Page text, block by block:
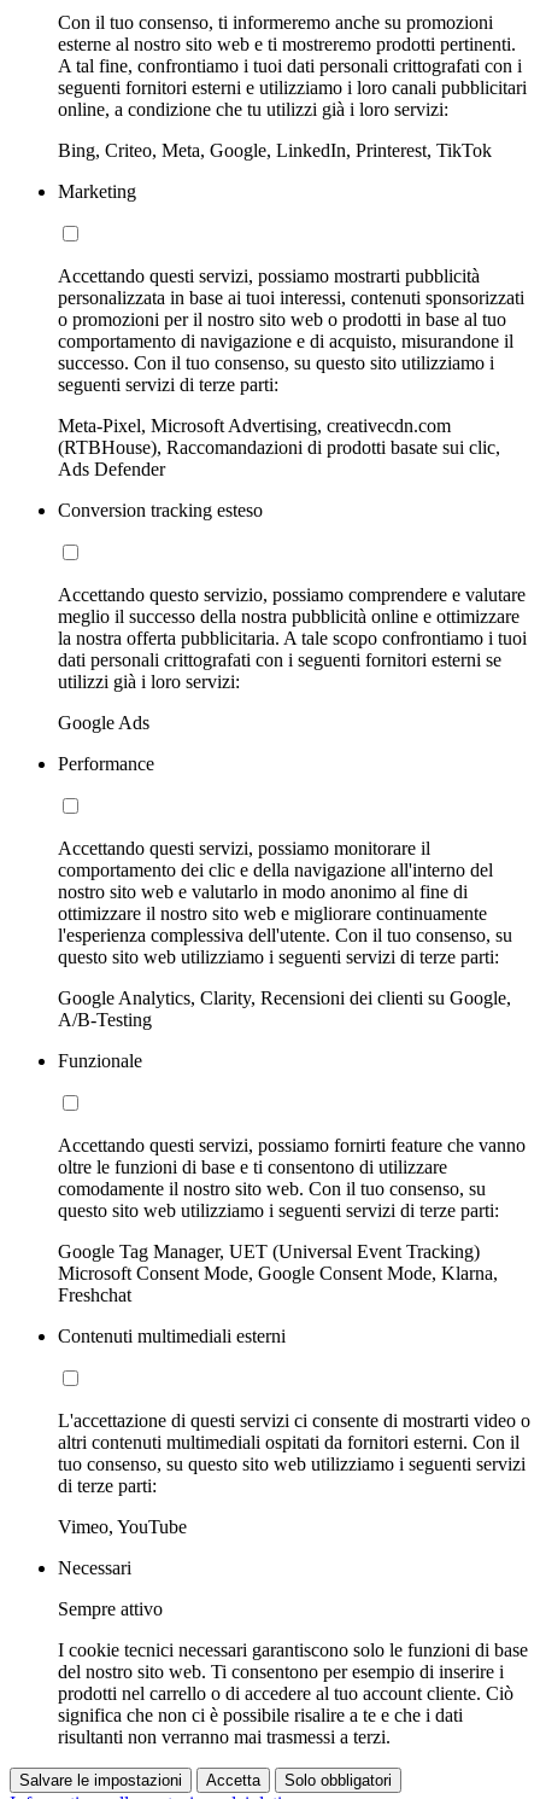
Con il tuo consenso, ti informeremo anche su promozioni
esterne al nostro sito web e ti mostreremo prodotti pertinenti.
A tal fine, confrontiamo i tuoi dati personali crittografati con i
seguenti fornitori esterni e utilizziamo i loro canali pubblicitari
online, a condizione che tu utilizzi già i loro servizi:
Bing, Criteo, Meta, Google, LinkedIn, Printerest, TikTok
Marketing
Accettando questi servizi, possiamo mostrarti pubblicità
personalizzata in base ai tuoi interessi, contenuti sponsorizzati
o promozioni per il nostro sito web o prodotti in base al tuo
comportamento di navigazione e di acquisto, misurandone il
successo. Con il tuo consenso, su questo sito utilizziamo i
seguenti servizi di terze parti:
Meta-Pixel, Microsoft Advertising, creativecdn.com
(RTBHouse), Raccomandazioni di prodotti basate sui clic,
Ads Defender
Conversion tracking esteso
Accettando questo servizio, possiamo comprendere e valutare
meglio il successo della nostra pubblicità online e ottimizzare
la nostra offerta pubblicitaria. A tale scopo confrontiamo i tuoi
dati personali crittografati con i seguenti fornitori esterni se
utilizzi già i loro servizi:
Google Ads
Performance
Accettando questi servizi, possiamo monitorare il
comportamento dei clic e della navigazione all'interno del
nostro sito web e valutarlo in modo anonimo al fine di
ottimizzare il nostro sito web e migliorare continuamente
l'esperienza complessiva dell'utente. Con il tuo consenso, su
questo sito web utilizziamo i seguenti servizi di terze parti:
Google Analytics, Clarity, Recensioni dei clienti su Google,
A/B-Testing
Funzionale
Accettando questi servizi, possiamo fornirti feature che vanno
oltre le funzioni di base e ti consentono di utilizzare
comodamente il nostro sito web. Con il tuo consenso, su
questo sito web utilizziamo i seguenti servizi di terze parti:
Google Tag Manager, UET (Universal Event Tracking)
Microsoft Consent Mode, Google Consent Mode, Klarna,
Freshchat
Contenuti multimediali esterni
L'accettazione di questi servizi ci consente di mostrarti video o
altri contenuti multimediali ospitati da fornitori esterni. Con il
tuo consenso, su questo sito web utilizziamo i seguenti servizi
di terze parti:
Vimeo, YouTube
Necessari
Sempre attivo
I cookie tecnici necessari garantiscono solo le funzioni di base
del nostro sito web. Ti consentono per esempio di inserire i
prodotti nel carrello o di accedere al tuo account cliente. Ciò
significa che non ci è possibile risalire a te e che i dati
risultanti non verranno mai trasmessi a terzi.
Salvare le impostazioni Accetta Solo obbligatori